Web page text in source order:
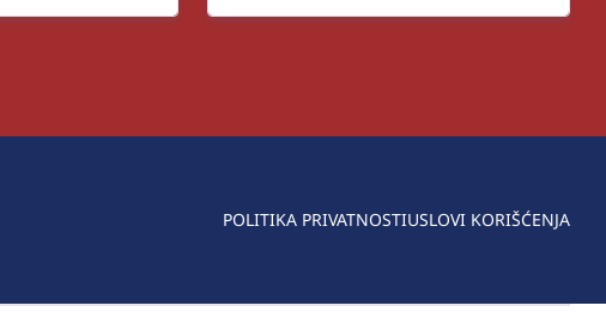
POLITIKA PRIVATNOSTIUSLOVI KORIŠĆENJA